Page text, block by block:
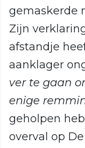
gemaskerde
Zijn
afstandje
aanklager
ver te gaan
enige
geholpen
overval op De